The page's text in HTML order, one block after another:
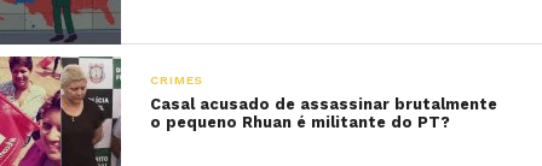
CRIMES
Casal acusado de assassinar brutalmente
o pequeno Rhuan é militante do PT?